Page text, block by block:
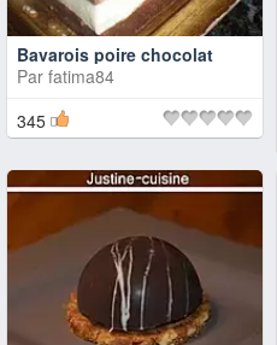
Bavarois poire chocolat
Par fatima84
345